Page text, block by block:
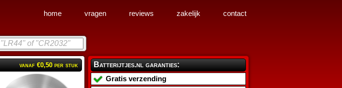
vanaf €0,50 per stuk Batterijtjes.nl garanties:
Gratis verzending
home vragen reviews zakelijk contact